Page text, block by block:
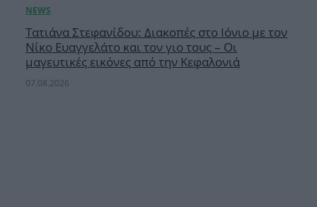
Τατιάνα Στεφανίδου: Διακοπές στο Ιόνιο με τον
Νίκο Ευαγγελάτο και τον γιο τους – Οι
μαγευτικές εικόνες από την Κεφαλονιά
07.08.2026